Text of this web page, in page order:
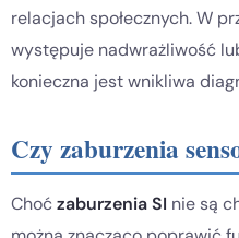
relacjach społecznych. W
występuje nadwrażliwość
konieczna jest wnikliwa
Czy zaburzenia
Choćzaburzenia SI nie są